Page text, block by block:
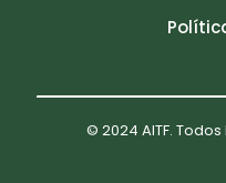
© 2024 AITF.